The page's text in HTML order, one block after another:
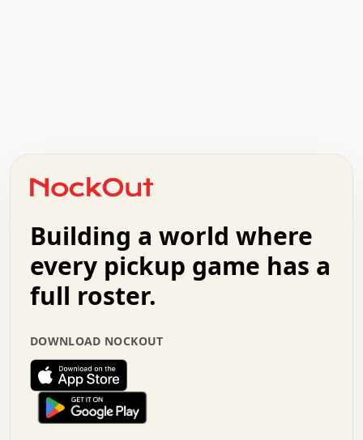
+   .   .   .   .   .   .   .   .   .   +   .   .
.   .   .   .   .   .   .   .   .   .   .   :   .
.   .   .   .   +   .   .   .   .   .   .   .   +
.   :   .   .   .   .   .   .   .   .   o   .   .
.   .   x   .   .   .   .   .   .   :   .   .   o
.   .   .   .   :   .   .   .   .   o   .   .   .
.   .   .   .   .   .   .   :   .   .   .   .   .
.   .   .   .   .   .   .   +   .   .   x   .   .
.   .   .   .   .   :   +   .   .   .   .   .   o
.   .   .   .   .   .   .   .   .   .   .   .   .
.   .   :   o   .   .   .   .   .   .   .   +   .
.   o   .   .   .   .   x   .   .   .   .   .   .
Building a world where
every pickup game has a
full roster.
DOWNLOAD NOCKOUT